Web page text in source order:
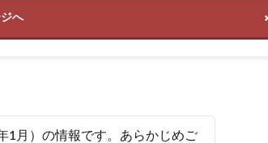
へ
1月）の情報です。あらかじめご